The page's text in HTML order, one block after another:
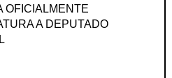
OFICIALMENTE
A DEPUTADO